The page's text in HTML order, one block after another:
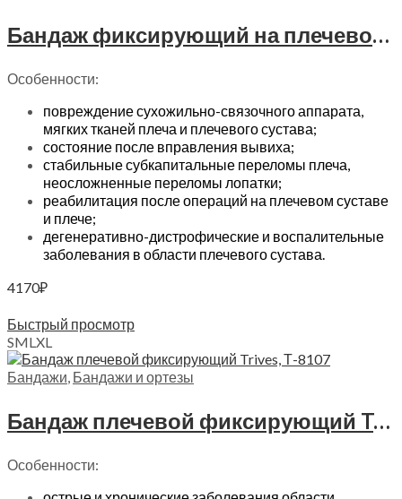
Бандаж фиксирующий на плечевой сустав Trives Evolution, Т.33.93 (Т-8193)
Особенности:
повреждение сухожильно-связочного аппарата,
мягких тканей плеча и плечевого сустава;
состояние после вправления вывиха;
стабильные субкапитальные переломы плеча,
неосложненные переломы лопатки;
реабилитация после операций на плечевом суставе
и плече;
дегенеративно-дистрофические и воспалительные
заболевания в области плечевого сустава.
4170₽
Быстрый просмотр
SML XL
Бандажи Бандажи и ортезы
Бандаж плечевой фиксирующий Trives, Т.32.07 (Т-8107)
Особенности: